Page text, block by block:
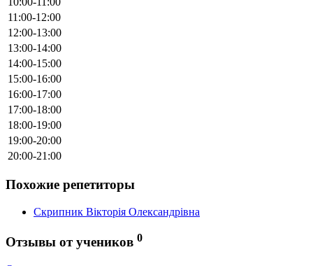
11:00-12:00
12:00-13:00
13:00-14:00
14:00-15:00
15:00-16:00
16:00-17:00
17:00-18:00
18:00-19:00
19:00-20:00
20:00-21:00
Похожие репетиторы
Скрипник Вікторія Олександрівна
Отзывы от учеников 0